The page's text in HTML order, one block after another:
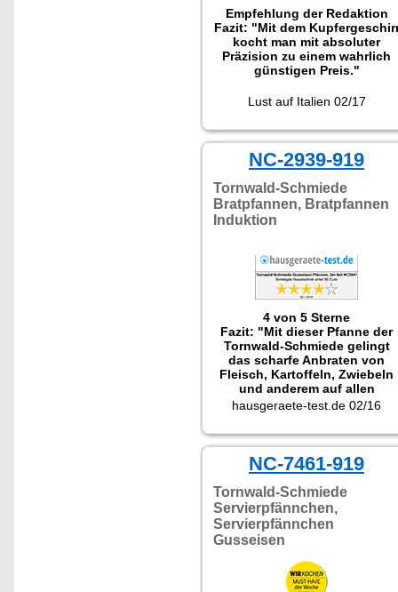
Empfehlung der Redaktion
Fazit: "Mit dem
kocht man mit absoluter
Präzision zu einem wahrlich
günstigen Preis."
Lust auf Italien 02/17
NC-2939-919
Tornwald-Schmiede
Bratpfannen, Bratpfannen
Induktion
4 von 5 Sterne
Fazit: "Mit dieser Pfanne der
Tornwald-Schmiede gelingt
das scharfe Anbraten von
Fleisch, Kartoffeln, Zwiebeln
und anderem auf allen
Herdarten. Solche Pfannen
dürfen in keiner guten Küche
fehlen."
Getestet wurde das
Pfannenset NC-2941
hausgeraete-test.de 02/16
NC-7461-919
Tornwald-Schmiede
Servierpfännchen,
Servierpfännchen
Gusseisen